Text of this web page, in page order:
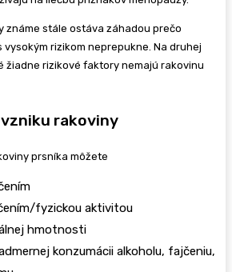
známe stále ostáva záhadou prečo
rizikom neprepukne. Na druhej
žiadne rizikové faktory nemajú rakovinu
rakoviny
prsníka môžete
fyzickou aktivitou
hmotnosti
konzumácii alkoholu, fajčeniu,